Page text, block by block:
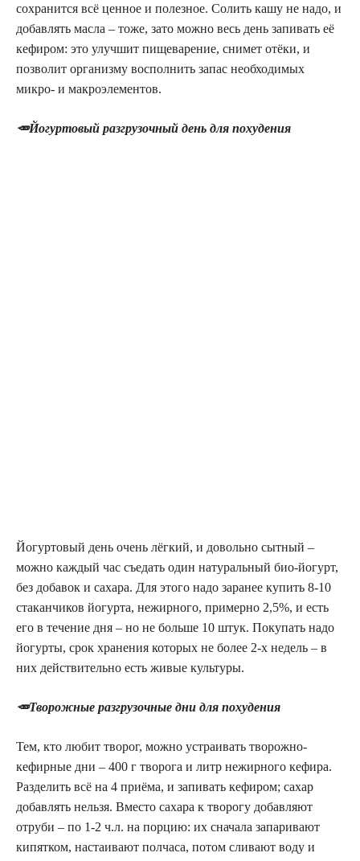
сохранится всё ценное и полезное. Солить кашу не надо, и
добавлять масла – тоже, зато можно весь день запивать её
кефиром: это улучшит пищеварение, снимет отёки, и
позволит организму восполнить запас необходимых
микро- и макроэлементов.
🥕Йогуртовый разгрузочный день для похудения
Йогуртовый день очень лёгкий, и довольно сытный –
можно каждый час съедать один натуральный био-йогурт,
без добавок и сахара. Для этого надо заранее купить 8-10
стаканчиков йогурта, нежирного, примерно 2,5%, и есть
его в течение дня – но не больше 10 штук. Покупать надо
йогурты, срок хранения которых не более 2-х недель – в
них действительно есть живые культуры.
🥕Творожные разгрузочные дни для похудения
Тем, кто любит творог, можно устраивать творожно-
кефирные дни – 400 г творога и литр нежирного кефира.
Разделить всё на 4 приёма, и запивать кефиром; сахар
добавлять нельзя. Вместо сахара к творогу добавляют
отруби – по 1-2 ч.л. на порцию: их сначала запаривают
кипятком, настаивают полчаса, потом сливают воду и